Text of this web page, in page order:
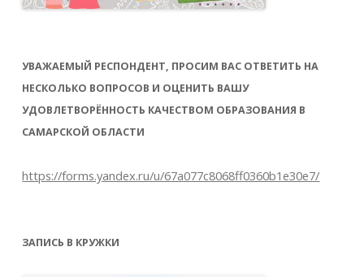
УВАЖАЕМЫЙ РЕСПОНДЕНТ, ПРОСИМ ВАС ОТВЕТИТЬ НА
НЕСКОЛЬКО ВОПРОСОВ И ОЦЕНИТЬ ВАШУ
УДОВЛЕТВОРЁННОСТЬ КАЧЕСТВОМ ОБРАЗОВАНИЯ В
САМАРСКОЙ ОБЛАСТИ
https://forms.yandex.ru/u/67a077c8068ff0360b1e30e7/
ЗАПИСЬ В КРУЖКИ